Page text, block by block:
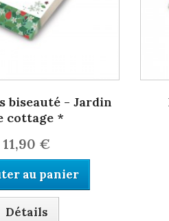
biseauté - Jardin
cottage *
11,90 €
au panier
Détails